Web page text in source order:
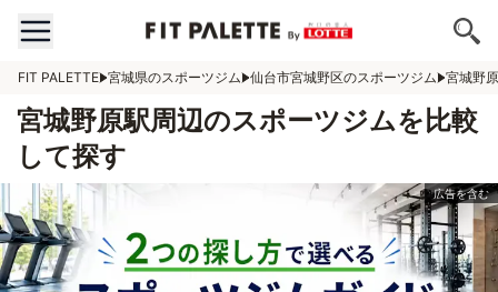
FIT PALETTE 宮城県のスポーツジム 仙台市宮城野区のスポーツジム 宮城野
宮城野原駅周辺のスポーツジムを比較
して探す